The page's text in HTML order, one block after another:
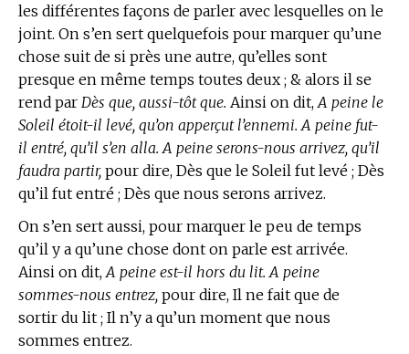
les différentes façons de parler avec lesquelles on le
joint. On s’en sert quelquefois pour marquer qu’une
chose suit de si près une autre, qu’elles sont
presque en même temps toutes deux ; & alors il se
rend par Dès que, aussi-tôt que. Ainsi on dit,A peine le
Soleil étoit-il levé, qu’on apperçut l’ennemi. A peine fut-
il entré, qu’il s’en alla. A peine serons-nous arrivez, qu’il
faudra partir, pour dire, Dès que le Soleil fut levé ; Dès
qu’il fut entré ; Dès que nous serons arrivez.
On s’en sert aussi, pour marquer le peu de temps
qu’il y a qu’une chose dont on parle est arrivée.
Ainsi on dit, A peine est-il hors du lit. A peine
sommes-nous entrez, pour dire, Il ne fait que de
sortir du lit ; Il n’y a qu’un moment que nous
sommes entrez.